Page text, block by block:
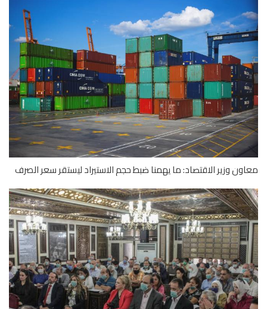
وزير الاقتصاد: ما يهمنا ضبط حجم الاستيراد ليستقر سعر الصرف